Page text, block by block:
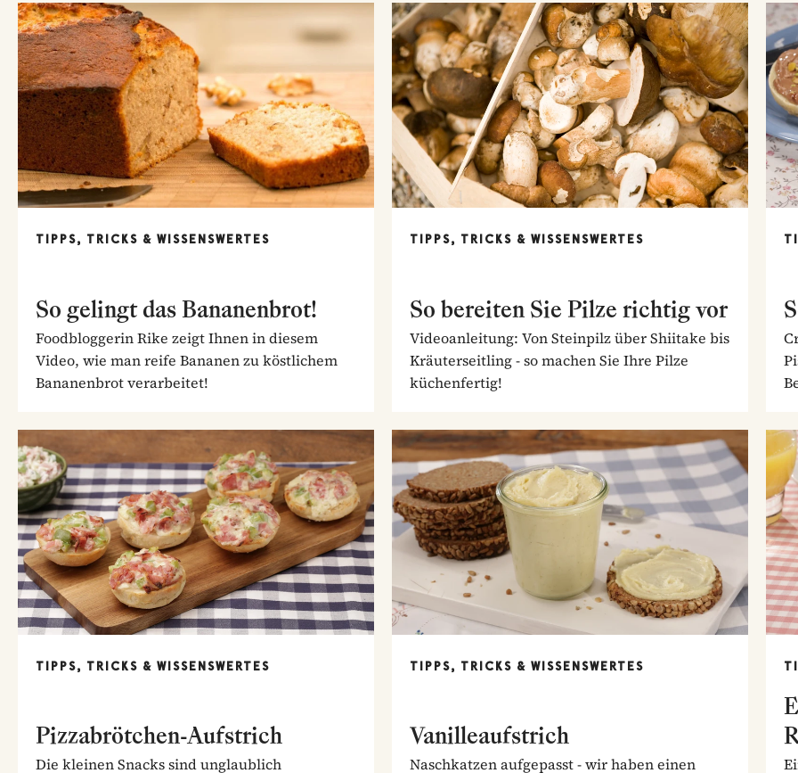
TIPPS, TRICKS & WISSENSWERTES
So gelingt das Bananenbrot!
Foodbloggerin Rike zeigt Ihnen in diesem
Video, wie man reife Bananen zu köstlichem
Bananenbrot verarbeitet!
TIPPS, TRICKS & WISSENSWERTES
So bereiten Sie Pilze richtig vor
Videoanleitung: Von Steinpilz über Shiitake bis
Kräuterseitling - so machen Sie Ihre Pilze
küchenfertig!
TIPPS, TRICKS & WISSENSWERTES
Pizzabrötchen-Aufstrich
Die kleinen Snacks sind unglaublich
TIPPS, TRICKS & WISSENSWERTES
Vanilleaufstrich
Naschkatzen aufgepasst - wir haben einen